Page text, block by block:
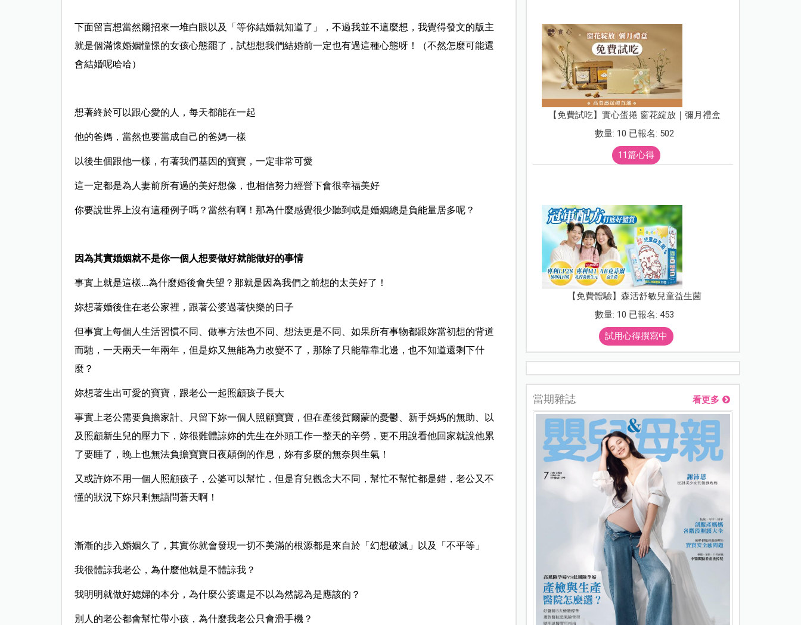
下面留言想當然爾招來一堆白眼以及「等你結婚就知道了」，不過我並不這麼想，我覺得發文的版主
就是個滿懷婚姻憧憬的女孩心態罷了，試想想我們結婚前一定也有過這種心態呀！（不然怎麼可能還
會結婚呢哈哈）
想著終於可以跟心愛的人，每天都能在一起
他的爸媽，當然也要當成自己的爸媽一樣
以後生個跟他一樣，有著我們基因的寶寶，一定非常可愛
這一定都是為人妻前所有過的美好想像，也相信努力經營下會很幸福美好
你要說世界上沒有這種例子嗎？當然有啊！那為什麼感覺很少聽到或是婚姻總是負能量居多呢？
因為其實婚姻就不是你一個人想要做好就能做好的事情
事實上就是這樣...為什麼婚後會失望？那就是因為我們之前想的太美好了！
妳想著婚後住在老公家裡，跟著公婆過著快樂的日子
但事實上每個人生活習慣不同、做事方法也不同、想法更是不同、如果所有事物都跟妳當初想的背道
而馳，一天兩天一年兩年，但是妳又無能為力改變不了，那除了只能靠靠北邊，也不知道還剩下什
麼？
妳想著生出可愛的寶寶，跟老公一起照顧孩子長大
事實上老公需要負擔家計、只留下妳一個人照顧寶寶，但在產後賀爾蒙的憂鬱、新手媽媽的無助、以
及照顧新生兒的壓力下，妳很難體諒妳的先生在外頭工作一整天的辛勞，更不用說看他回家就說他累
了要睡了，晚上也無法負擔寶寶日夜顛倒的作息，妳有多麼的無奈與生氣！
又或許妳不用一個人照顧孩子，公婆可以幫忙，但是育兒觀念大不同，幫忙不幫忙都是錯，老公又不
懂的狀況下妳只剩無語問蒼天啊！
漸漸的步入婚姻久了，其實你就會發現一切不美滿的根源都是來自於「幻想破滅」以及「不平等」
我很體諒我老公，為什麼他就是不體諒我？
我明明就做好媳婦的本分，為什麼公婆還是不以為然認為是應該的？
別人的老公都會幫忙帶小孩，為什麼我老公只會滑手機？
【免費試吃】實心蛋捲 窗花綻放｜彌月禮盒
數量: 10 已報名: 502
11篇心得
【免費體驗】森活舒敏兒童益生菌
數量: 10 已報名: 453
試用心得撰寫中
當期雜誌 看更多